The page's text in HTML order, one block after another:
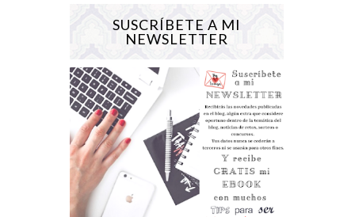
SUSCRÍBETE A MI
NEWSLETTER